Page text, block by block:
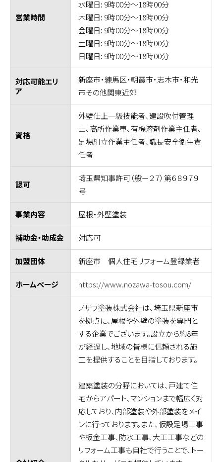
営業時間
水曜日: 9時00分～18時00分
木曜日: 9時00分～18時00分
金曜日: 9時00分～18時00分
土曜日: 9時00分～18時00分
日曜日: 9時00分～18時00分
対応可能エリ
ア
新座市・練馬区・朝霞市・志木市・和光
市その他関東近郊
資格
外壁仕上一級技能者、建設吹付管理
士、高所作業車、有機溶剤作業主任者、
足場組立作業主任者、職長安全衛生責
任者
認可
埼玉県知事許可（般ー２７）第６８９７９
号
事業内容 屋根・外壁塗装
補助金・助成金 対応可
加盟団体 新座市 個人住宅リフォーム登録業者
ホームページ https://www.nozawa-tosou.com/
ノザワ塗装株式会社は、埼玉県新座市
を拠点に、屋根や外壁の塗装を専門と
する企業でございます。設立から約8年
が経過し、地域の皆様に信頼される施
工を提供することを目指しております。
建築塗装の分野においては、戸建て住
宅からアパート、マンションまで幅広く対
応しており、内部塗装や外部塗装をメイ
ンに行っております。また、仮設足場工事
や板金工事、防水工事、大工工事などの
リフォーム工事も自社で行うことで、トー